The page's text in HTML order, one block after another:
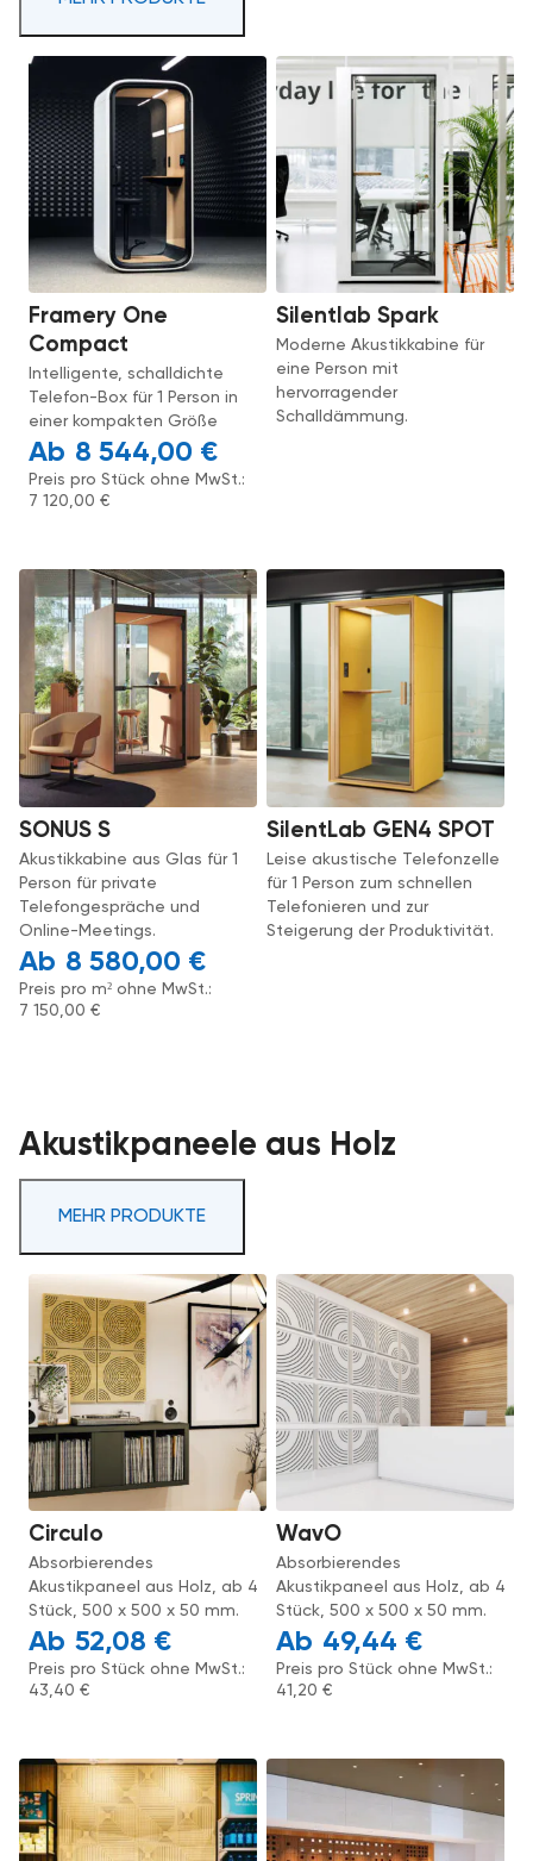
Framery One
Compact
Intelligente, schalldichte
Telefon-Box für 1 Person in
einer kompakten Größe
8 544,00 €
Preis pro Stück ohne MwSt.:
7 120,00€
Silentlab Spark
Moderne Akustikkabine für
eine Person mit
hervorragender
Schalldämmung.
SONUS S
Akustikkabine aus Glas für 1
Person für private
Telefongespräche und
Online-Meetings.
8 580,00 €
Preis pro m² ohne MwSt.:
7 150,00 €
SilentLab GEN4 SPOT
Leise akustische Telefonzelle
für 1 Person zum schnellen
Telefonieren und zur
Steigerung der Produktivität.
Akustikpaneele aus Holz
MEHR PRODUKTE
Circulo
Absorbierendes
Akustikpaneel aus Holz, ab 4
Stück, 500 x 500 x 50 mm.
52,08 €
Preis pro Stück ohne MwSt.:
43,40€
WavO
Absorbierendes
Akustikpaneel aus Holz, ab 4
Stück, 500 x 500 x 50 mm.
49,44 €
Preis pro Stück ohne MwSt.:
41,20€